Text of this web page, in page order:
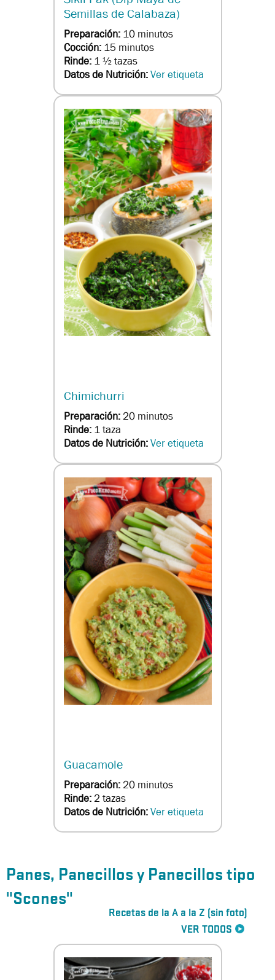
Semillas de Calabaza)
Preparación: 10 minutos
Cocción: 15 minutos
Rinde: 1 ½ tazas
Datos de Nutrición:Ver etiqueta
Chimichurri
Preparación:20 minutos
Rinde: 1 taza
Datos de Nutrición:Ver etiqueta
Guacamole
Preparación:20 minutos
Rinde:2 tazas
Datos de Nutrición:Ver etiqueta
Panes, Panecillos y Panecillos tipo
"Scones"
Recetas de la A a la Z (sin foto)
VER TODOS